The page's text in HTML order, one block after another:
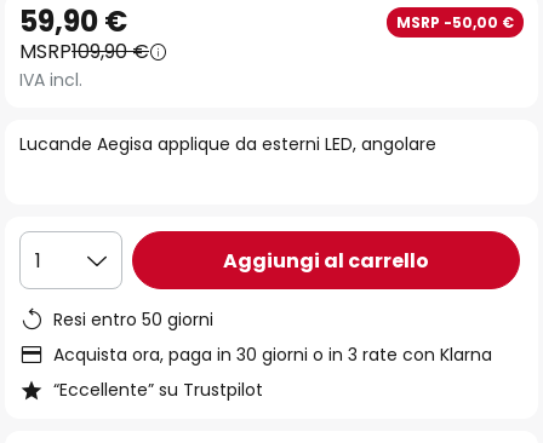
all'inizio
della
galleria
immagini
Lucande Aegisa applique da esterni LED, angolare
59,90 € MSRP -50,00 €
MSRP109,90 €
IVA incl.
1 Aggiungi al carrello
Resi entro 50 giorni
Acquista ora, paga in 30 giorni o in 3 rate con Klarna
“Eccellente” su Trustpilot